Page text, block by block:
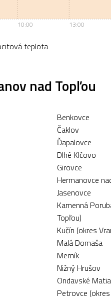
10:00 13:00
teplota
nad Topľou
Benkovce
Čaklov
Ďapalovce
Dlhé Klčovo
Girovce
Hermanovce
Jasenovce
Kamenná
Topľou)
Kučín (okres
Malá Domaša
Merník
Nižný Hrušov
Ondavské
Petrovce